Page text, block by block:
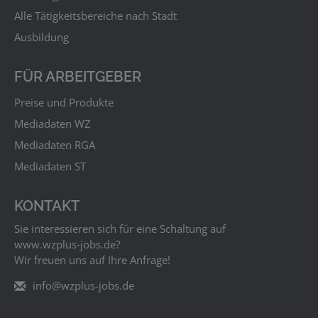
Alle Tätigkeitsbereiche nach Stadt
Ausbildung
FÜR ARBEITGEBER
Preise und Produkte
Mediadaten WZ
Mediadaten RGA
Mediadaten ST
KONTAKT
Sie interessieren sich für eine Schaltung auf
www.wzplus‑jobs.de?
Wir freuen uns auf Ihre Anfrage!
info@wzplus-jobs.de